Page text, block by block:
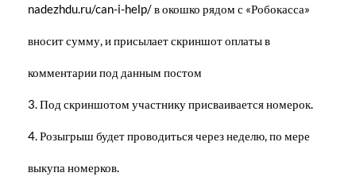
nadezhdu.ru/can-i-help/ в окошко рядом с «Робокасса»
вносит сумму, и присылает скриншот оплаты в
комментарии под данным постом
3. Под скриншотом участнику присваивается номерок.
4. Розыгрыш будет проводиться через неделю, по мере
выкупа номерков.